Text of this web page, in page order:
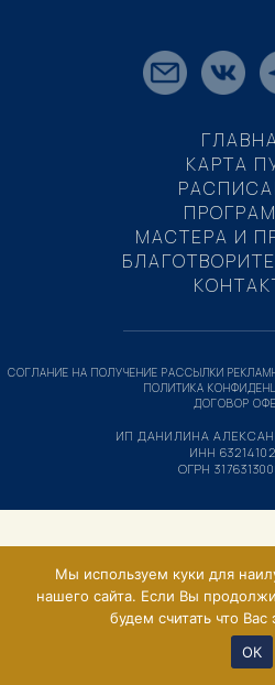
КАРТА
МАСТЕРА И
ИП ДАНИЛИНА
ИНН
ОГРН
СОГЛАНИЕ НА ПОЛУЧЕНИЕ РАССЫЛКИ
ПОЛИТИКА
ДОГОВОР
Мы используем куки для
нашего сайта. Если Вы
будем считать что Вас
ОК